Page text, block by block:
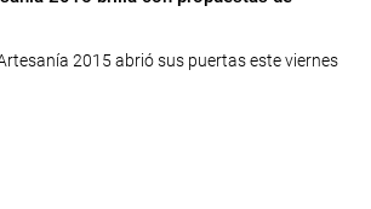
2015 abrió sus puertas este viernes